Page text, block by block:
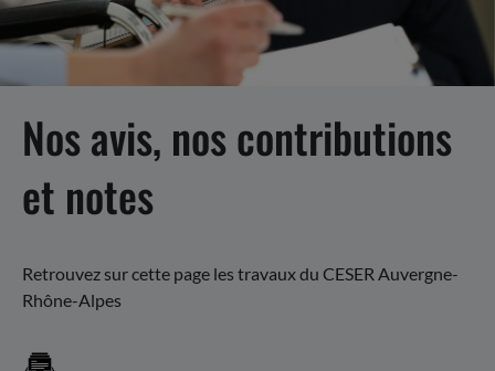
Nos avis, nos contributions
et notes
Retrouvez sur cette page les travaux du CESER Auvergne-
Rhône-Alpes